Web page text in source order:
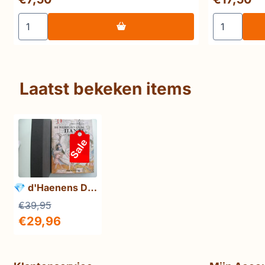
Aantal kiezen voor Bainton 1917 Ruslands Revolutiejaar
Aantal
Laatst bekeken items
💎 d'Haenens De
Hanze
€39,95
€29,96